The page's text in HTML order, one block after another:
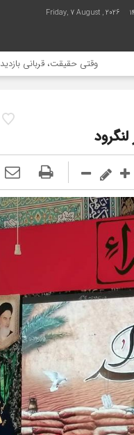
Friday, 7 August , 2026
قربانی بازدید بیشتر می